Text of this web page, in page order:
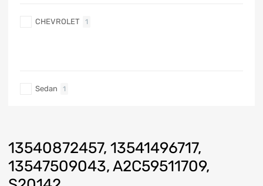
13540872457, 13541496717,
13547509043, A2C59511709,
CHEVROLET 1
Sedan 1